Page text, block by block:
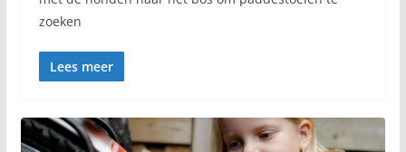
zoeken
Lees meer